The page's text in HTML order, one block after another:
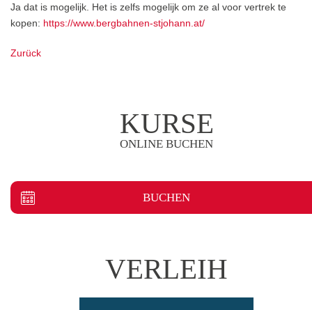
Ja dat is mogelijk. Het is zelfs mogelijk om ze al voor vertrek te
kopen: https://www.bergbahnen-stjohann.at/
Zurück
KURSE
ONLINE BUCHEN
BUCHEN
VERLEIH